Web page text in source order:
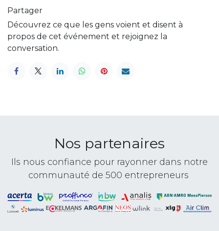
Partager
Découvrez ce que les gens voient et disent à
propos de cet événement et rejoignez la
conversation.
Nos partenaires
Ils nous confiance pour rayonner dans notre
communauté de 500 entrepreneurs